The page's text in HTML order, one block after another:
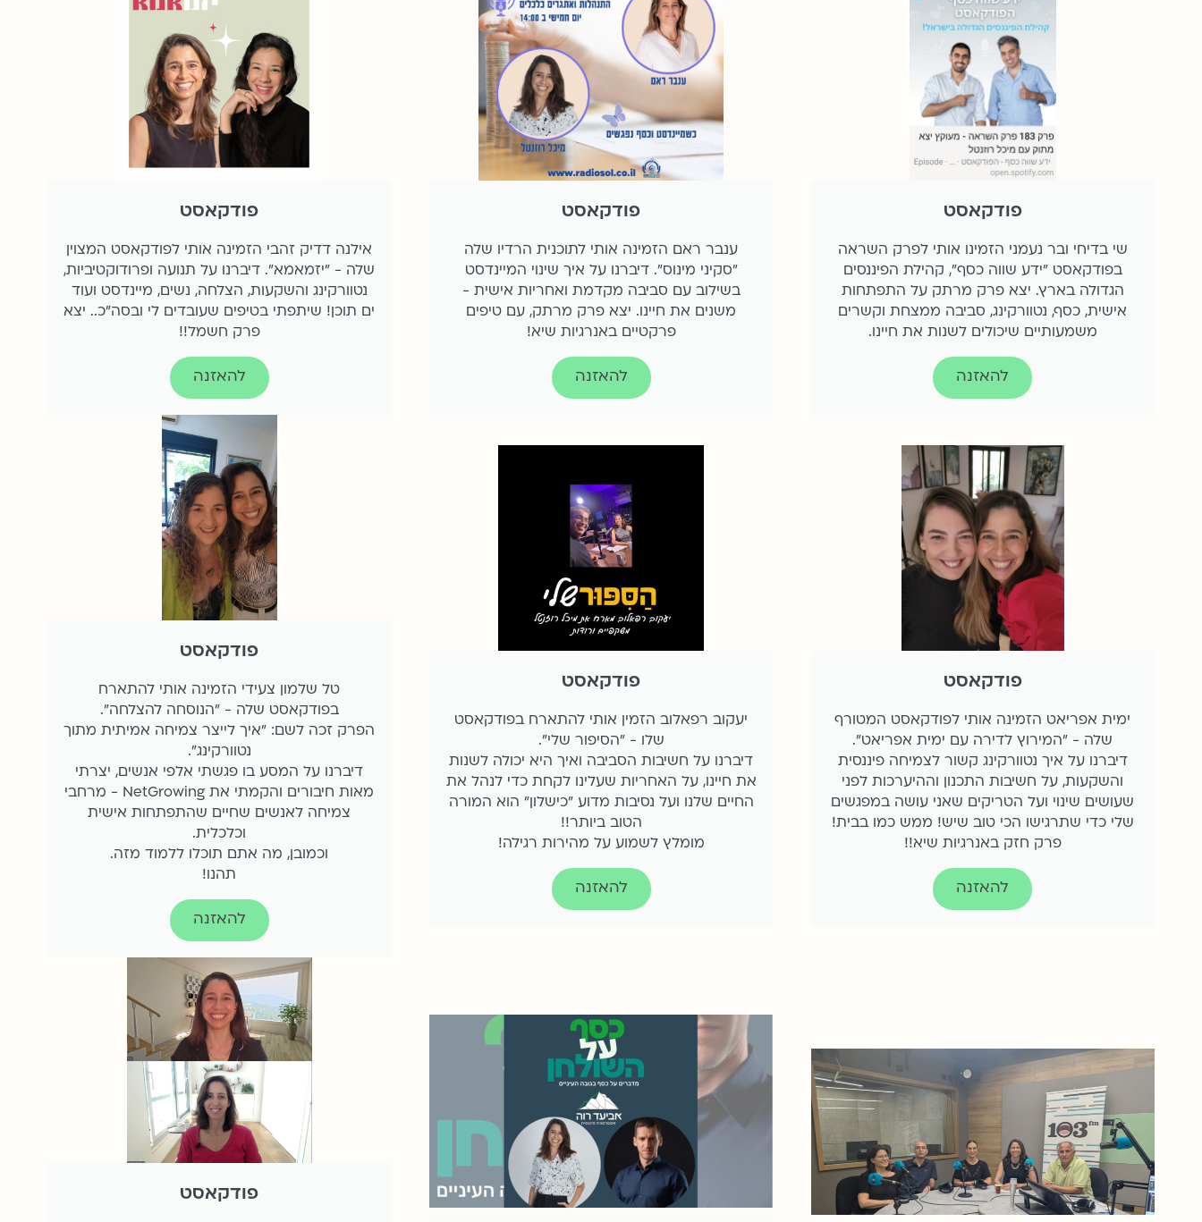
פודקאסט
שי בדיחי ובר נעמני הזמינו אותי לפרק השראה
בפודקאסט "ידע שווה כסף", קהילת הפיננסים
הגדולה בארץ. יצא פרק מרתק על התפתחות
אישית, כסף, נטוורקינג, סביבה ממצחת וקשרים
משמעותיים שיכולים לשנות את חיינו.
להאזנה
פודקאסט
ענבר ראם הזמינה אותי לתוכנית הרדיו שלה
"סקיני מינוס". דיברנו על איך שינוי המיינדסט
בשילוב עם סביבה מקדמת ואחריות אישית -
משנים את חיינו. יצא פרק מרתק, עם טיפים
פרקטיים באנרגיות שיא!
להאזנה
פודקאסט
אילנה דדיק זהבי הזמינה אותי לפודקאסט המצוין
שלה - "יזמאמא". דיברנו על תנועה ופרודוקטיביות,
נטוורקינג והשקעות, הצלחה, נשים, מיינדסט ועוד
ים תוכן! שיתפתי בטיפים שעובדים לי ובסה"כ.. יצא
פרק חשמל!!
להאזנה
פודקאסט
ימית אפריאט הזמינה אותי לפודקאסט המטורף
שלה - "המירוץ לדירה עם ימית אפריאט".
דיברנו על איך נטוורקינג קשור לצמיחה פיננסית
והשקעות, על חשיבות התכנון וההיערכות לפני
שעושים שינוי ועל הטריקים שאני עושה במפגשים
שלי כדי שתרגישו הכי טוב שיש! ממש כמו בבית!
פרק חזק באנרגיות שיא!!
להאזנה
פודקאסט
יעקוב רפאלוב הזמין אותי להתארח בפודקאסט
שלו - "הסיפור שלי".
דיברנו על חשיבות הסביבה ואיך היא יכולה לשנות
את חיינו, על האחריות שעלינו לקחת כדי לנהל את
החיים שלנו ועל נסיבות מדוע "כישלון" הוא המורה
הטוב ביותר!!
מומלץ לשמוע על מהירות רגילה!
להאזנה
פודקאסט
טל שלמון צעידי הזמינה אותי להתארח
בפודקאסט שלה - "הנוסחה להצלחה".
הפרק זכה לשם: "איך לייצר צמיחה אמיתית מתוך
נטוורקינג".
דיברנו על המסע בו פגשתי אלפי אנשים, יצרתי
מאות חיבורים והקמתי את NetGrowing - מרחבי
צמיחה לאנשים שחיים שהתפתחות אישית
וכלכלית.
וכמובן, מה אתם תוכלו ללמוד מזה.
תהנו!
להאזנה
פודקאסט